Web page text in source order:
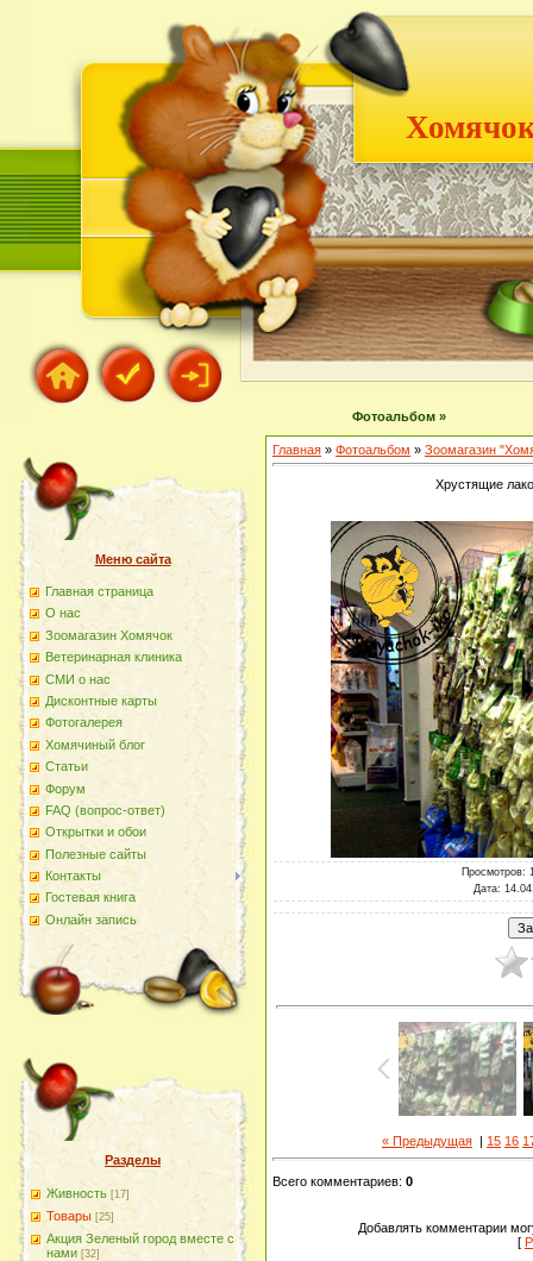
Фотоальбом »
Меню сайта
Главная страница
О наc
Зоомагазин Хомячок
Ветеринарная клиника
СМИ о нас
Дисконтные карты
Фотогалерея
Хомячиный блог
Статьи
Форум
FAQ (вопрос-ответ)
Открытки и обои
Полезные сайты
Контакты
Гостевая книга
Онлайн запись
Разделы
Живность [17]
Товары [25]
Акция Зеленый город вместе с
нами [32]
Главная » Фотоальбом » Зоомагазин
Хрустящие
Просмотров:
Дата:
« Предыдущая | 15 16
Всего комментариев: 0
Добавлять комментарии
[